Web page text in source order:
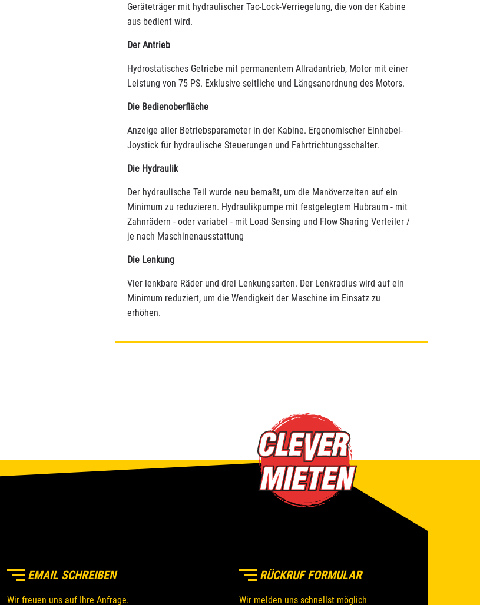
Geräteträger mit hydraulischer Tac-Lock-Verriegelung, die von der Kabine
aus bedient wird.
Der Antrieb
Hydrostatisches Getriebe mit permanentem Allradantrieb, Motor mit einer
Leistung von 75 PS. Exklusive seitliche und Längsanordnung des Motors.
Die Bedienoberfläche
Anzeige aller Betriebsparameter in der Kabine. Ergonomischer Einhebel-
Joystick für hydraulische Steuerungen und Fahrtrichtungsschalter.
Die Hydraulik
Der hydraulische Teil wurde neu bemaßt, um die Manöverzeiten auf ein
Minimum zu reduzieren. Hydraulikpumpe mit festgelegtem Hubraum - mit
Zahnrädern - oder variabel - mit Load Sensing und Flow Sharing Verteiler /
je nach Maschinenausstattung
Die Lenkung
Vier lenkbare Räder und drei Lenkungsarten. Der Lenkradius wird auf ein
Minimum reduziert, um die Wendigkeit der Maschine im Einsatz zu
erhöhen.
EMAIL SCHREIBEN
Wir freuen uns auf Ihre Anfrage.
RÜCKRUF FORMULAR
Wir melden uns schnellst möglich